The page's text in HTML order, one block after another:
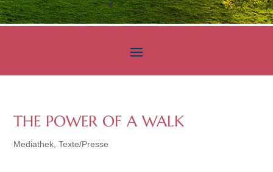
THE POWER OF A WALK
Mediathek ,Texte/Presse